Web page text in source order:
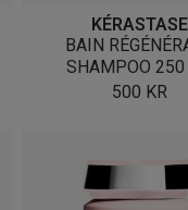
KÉRASTASE
BAIN
SHAMPOO
500 KR